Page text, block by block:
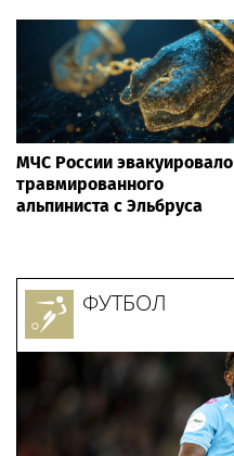
МЧС России эвакуировало
травмированного
альпиниста с Эльбруса
ФУТБОЛ